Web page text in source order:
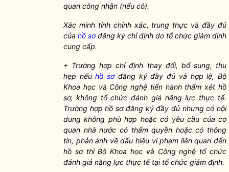
quan công nhận (nếu có).
Xác minh tính chính xác, trung thực và đầy đủ
của hồ sơđăng ký chỉ định do tổ chức giám định
cung cấp.
+ Trường hợp chỉ định thay đổi, bổ sung, thu
hẹp nếuhồ sơđăng ký đầy đủ và hợp lệ, Bộ
Khoa học và Công nghệ tiến hành thẩm xét hồ
sơ, không tổ chức đánh giá năng lực thực tế.
Trường hợphồ sơđăng ký đầy đủ nhưng có nội
dung không phù hợp hoặc có yêu cầu của cơ
quan nhà nước có thẩmquyền hoặc có thông
tin, phản ánh về dấu hiệu vi phạm liên quan đến
hồ sơthì Bộ Khoa học và Công nghệ tổ chức
đánh giá năng lực thực tế tại tổ chức giám định.